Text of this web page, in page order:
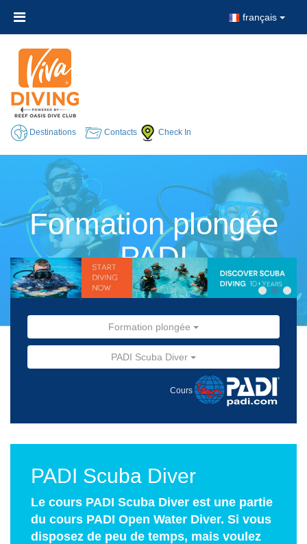
français
Destinations Contacts Check In
Formation plongée
PADI
Formation plongée
PADI Scuba Diver
Cours
PADI Scuba Diver
Le cours PADI Scuba Diver est une partie
du cours PADI Open Water Diver. Si vous
disposez de peu de temps, mais voulez